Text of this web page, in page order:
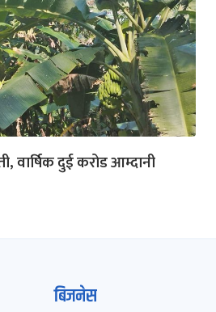
वार्षिक दुई करोड आम्दानी
बिजनेस